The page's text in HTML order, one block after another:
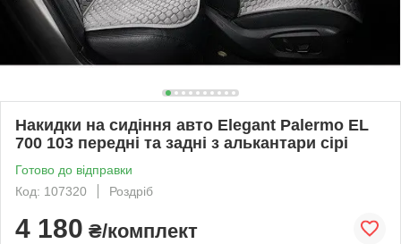
Накидки на сидіння авто Elegant Palermo EL
700 103 передні та задні з алькантари сірі
Готово до відправки
Код: 107320
Роздріб
4 180 ₴/комплект